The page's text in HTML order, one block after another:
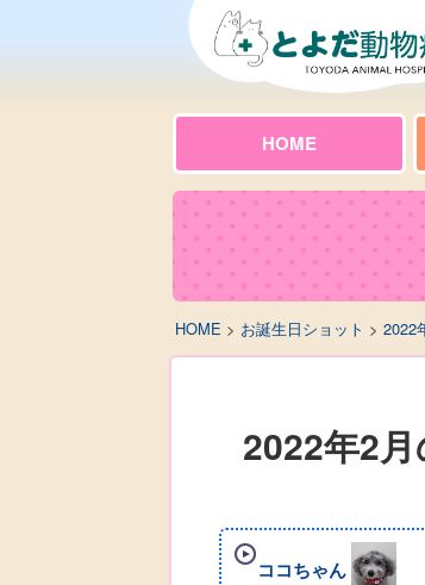
HOME
HOME > お誕生日ショット > 2022
2022年2
ココちゃん